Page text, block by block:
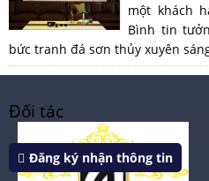
một khách
Bình tin
bức tranh đá sơn thủy xuyên
Đối tác
Đăng ký nhận thông tin